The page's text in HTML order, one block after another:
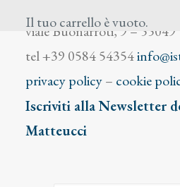
Il tuo carrello è vuoto.
viale Buonarroti, 9 –
tel +39 0584 54354
privacy policy– cookie
Iscriviti alla Newsletter
Matteucci